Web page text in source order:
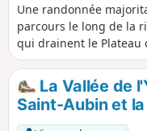
Une randonnée
parcours le long de la
qui drainent le Plateau
La Vallée de
Saint-Aubin et